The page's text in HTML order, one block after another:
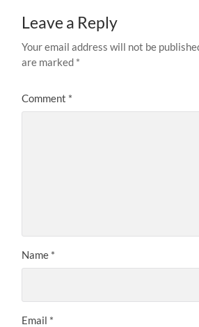
Leave a Reply
Your email address will not be
are marked *
Comment *
Name *
Email *